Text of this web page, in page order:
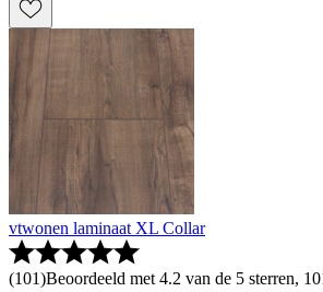
vtwonen laminaat XL Collar
(101)Beoordeeld met 4.2 van de 5 sterren,